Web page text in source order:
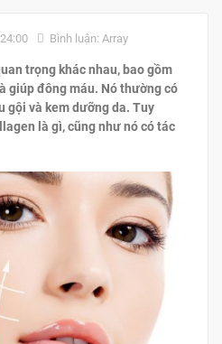
Bình luận: Array
trọng khác nhau, bao gồm
giúp đông máu. Nó thường có
gội và kem dưỡng da. Tuy
là gì, cũng như nó có tác